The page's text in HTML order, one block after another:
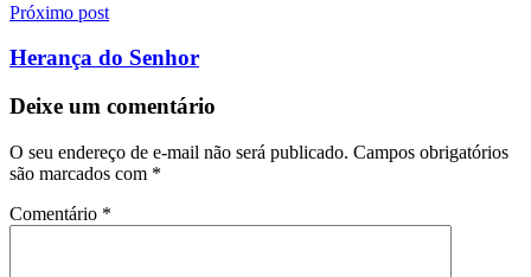
Próximo post
Herança do Senhor
Deixe um comentário
O seu endereço de e-mail não será publicado. Campos obrigatórios
são marcados com *
Comentário *